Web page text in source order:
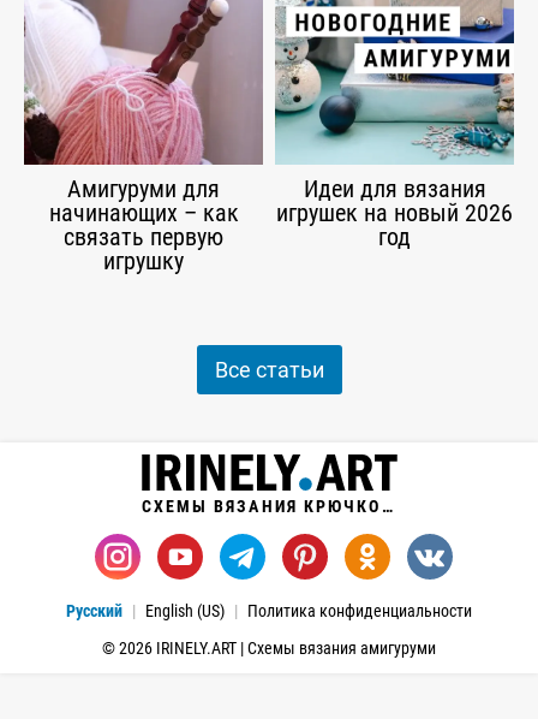
Амигуруми для
начинающих – как
связать первую
игрушку
Идеи для вязания
игрушек на новый 2026
год
Все статьи
СХЕМЫ ВЯЗАНИЯ КРЮЧКОМ
Русский English (US)
Политика конфиденциальности
© 2026 IRINELY.ART | Схемы вязания амигуруми